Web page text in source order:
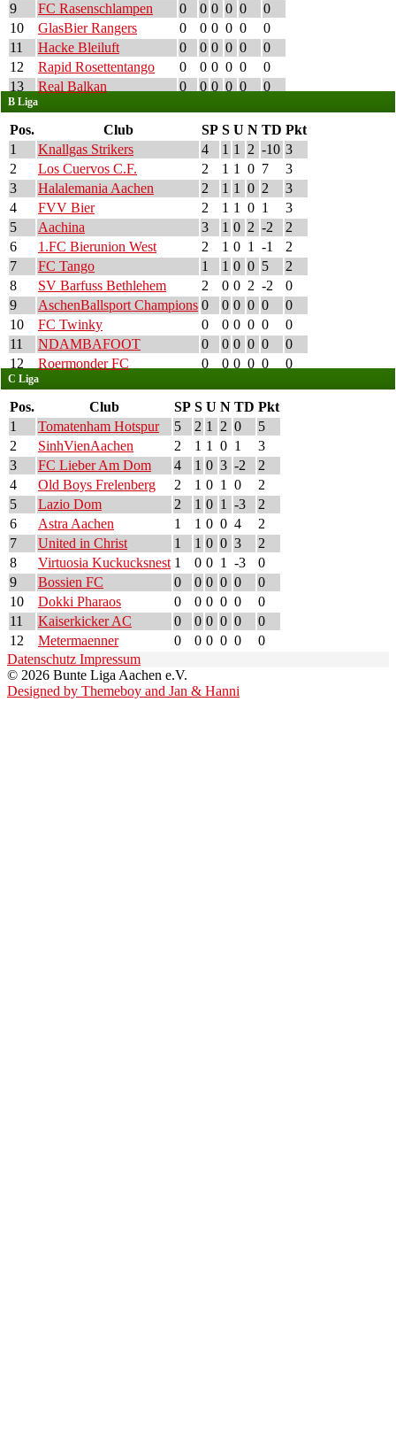
9
FC Rasenschlampen 0 0 0 0 0
0
10
GlasBier Rangers 0 0 0 0 0
0
11
Hacke Bleiluft 0 0 0 0 0
0
12
Rapid Rosettentango 0 0 0 0 0
0
13
Real Balkan 0 0 0 0 0 0
B Liga
Pos. Club SP S U N TD Pkt
1
Knallgas Strikers 4 1 1 2 -10 3
2
Los Cuervos C.F. 2 1 1 0 7
3
3
Halalemania Aachen 2 1 1 0 2
3
4
FVV Bier 2 1 1 0 1
3
5
Aachina 3 1 0 2 -2
2
6
1.FC Bierunion West 2 1 0 1 -1
2
7
FC Tango 1 1 0 0 5
2
8
SV Barfuss Bethlehem 2 0 0 2 -2
0
9
AschenBallsport Champions 0 0 0 0 0
0
10
FC Twinky 0 0 0 0 0
0
11
NDAMBAFOOT 0 0 0 0 0
0
12
Roermonder FC 0 0 0 0 0 0
C Liga
Pos. Club SP S U N TD Pkt
1
Tomatenham Hotspur 5 2 1 2 0
5
2
SinhVienAachen 2 1 1 0 1
3
3
FC Lieber Am Dom 4 1 0 3 -2
2
4
Old Boys Frelenberg 2 1 0 1 0
2
5
Lazio Dom 2 1 0 1 -3
2
6
Astra Aachen 1 1 0 0 4
2
7
United in Christ 1 1 0 0 3
2
8
Virtuosia Kuckucksnest 1 0 0 1 -3
0
9
Bossien FC 0 0 0 0 0
0
10
Dokki Pharaos 0 0 0 0 0
0
11
Kaiserkicker AC 0 0 0 0 0
0
12
Metermaenner 0 0 0 0 0
0
Datenschutz Impressum
© 2026 Bunte Liga Aachen e.V.
Designed by Themeboy and Jan & Hanni